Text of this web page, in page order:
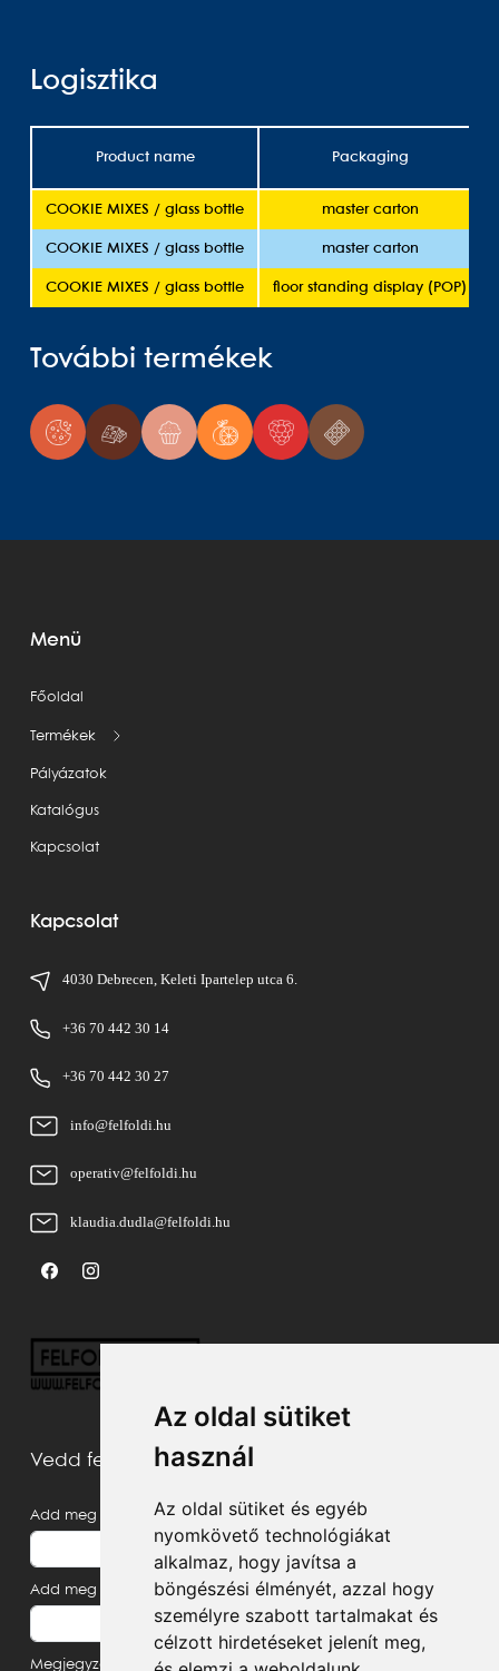
Az oldal sütiket
használ
Az oldal sütiket és egyéb
nyomkövető technológiákat
alkalmaz, hogy javítsa a
böngészési élményét, azzal hogy
személyre szabott tartalmakat és
célzott hirdetéseket jelenít meg,
Logisztika
Product name Packaging
COOKIE MIXES / glass bottle master carton
COOKIE MIXES / glass bottle master carton
COOKIE MIXES / glass bottle floor standing display (POP)
További termékek
Menü
Főoldal
Termékek
Pályázatok
Katalógus
Kapcsolat
Kapcsolat
4030 Debrecen, Keleti Ipartelep utca 6.
+36 70 442 30 14
+36 70 442 30 27
info@felfoldi.hu
operativ@felfoldi.hu
klaudia.dudla@felfoldi.hu
Vedd fel velünk a kapcsolatot
Add meg a neved
Add meg az e-mail címed
Megjegyzés, üzenet